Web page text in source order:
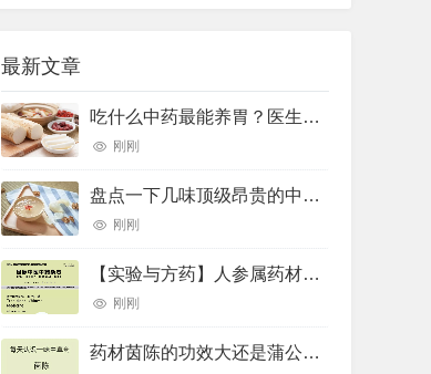
最新文章
吃什么中药最能养胃？医生推荐了10种——
刚刚
盘点一下几味顶级昂贵的中药材
刚刚
【实验与方药】人参属药材的差示扫描量热法鉴别研究
刚刚
药材茵陈的功效大还是蒲公英的功效大(药材草果功效(药材草果功效与作用))